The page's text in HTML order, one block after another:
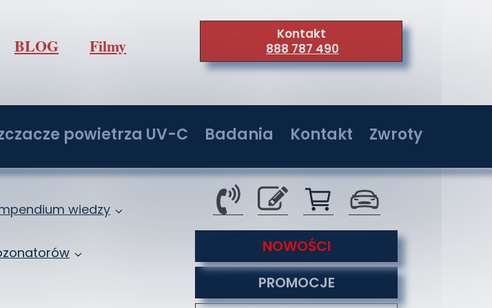
powietrza UV-C
powietrza IdealUVCPower 36W
powietrza IdealUVCPower 72W
powietrza IdealUVCPower 108W
powietrza IdealUVCPower 144W
Badania
Badania w jednostkach akredytowanych
Kontakt
Kontakt
Serwis
O nas
Co nas wyróżnia
Formy płatności
Zwroty
NOWOŚCI
PROMOCJE
Kontakt
888 787 490
wiedzy
BLOG Filmy